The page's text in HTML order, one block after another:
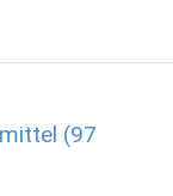
(97